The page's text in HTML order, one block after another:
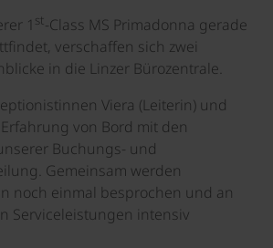
1 st-Class MS Primadonna gerade
verschaffen sich zwei
in die Linzer Bürozentrale.
Viera (Leiterin) und
von Bord mit den
Buchungs- und
Gemeinsam werden
noch einmal besprochen und an
Serviceleistungen intensiv